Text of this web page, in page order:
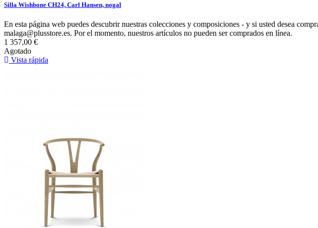
Silla Wishbone CH24, Carl Hansen, nogal
En esta página web puedes descubrir nuestras colecciones y composiciones - y si usted desea
malaga@plusstore.es. Por el momento, nuestros artículos no pueden ser comprados en línea.
1 357,00 €
Agotado
Vista rápida